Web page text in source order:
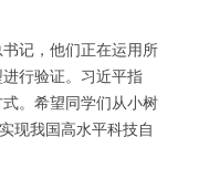
记，他们正在运用所
行验证。习近平指
。希望同学们从小树
现我国高水平科技自